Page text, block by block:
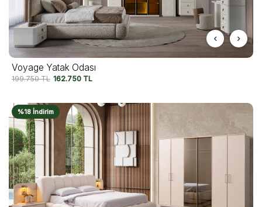
Voyage Yatak Odası
199.750TL 162.750 TL
%18 İndirim